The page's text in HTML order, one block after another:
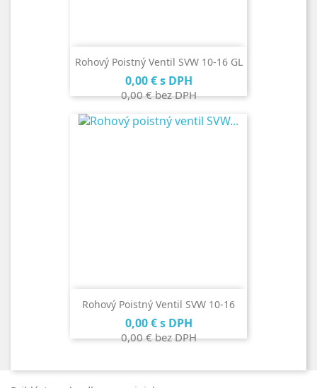
Rohový Poistný Ventil SVW 10-16 GL
Cena
0,00 €s DPH
0,00 €bez DPH
Rohový Poistný Ventil SVW 10-16
Cena
0,00 €s DPH
0,00 €bez DPH